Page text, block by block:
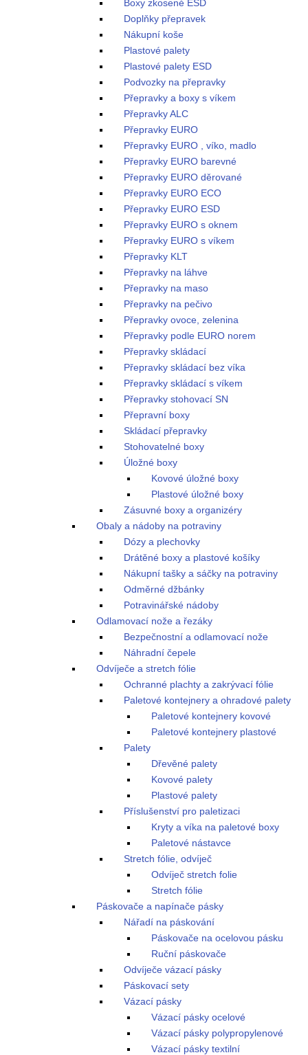
Boxy zkosené ESD
Doplňky přepravek
Nákupní koše
Plastové palety
Plastové palety ESD
Podvozky na přepravky
Přepravky a boxy s víkem
Přepravky ALC
Přepravky EURO
Přepravky EURO , víko, madlo
Přepravky EURO barevné
Přepravky EURO děrované
Přepravky EURO ECO
Přepravky EURO ESD
Přepravky EURO s oknem
Přepravky EURO s víkem
Přepravky KLT
Přepravky na láhve
Přepravky na maso
Přepravky na pečivo
Přepravky ovoce, zelenina
Přepravky podle EURO norem
Přepravky skládací
Přepravky skládací bez víka
Přepravky skládací s víkem
Přepravky stohovací SN
Přepravní boxy
Skládací přepravky
Stohovatelné boxy
Úložné boxy
Kovové úložné boxy
Plastové úložné boxy
Zásuvné boxy a organizéry
Obaly a nádoby na potraviny
Dózy a plechovky
Drátěné boxy a plastové košíky
Nákupní tašky a sáčky na potraviny
Odměrné džbánky
Potravinářské nádoby
Odlamovací nože a řezáky
Bezpečnostní a odlamovací nože
Náhradní čepele
Odvíječe a stretch fólie
Ochranné plachty a zakrývací fólie
Paletové kontejnery a ohradové palety
Paletové kontejnery kovové
Paletové kontejnery plastové
Palety
Dřevěné palety
Kovové palety
Plastové palety
Příslušenství pro paletizaci
Kryty a víka na paletové boxy
Paletové nástavce
Stretch fólie, odvíječ
Odvíječ stretch folie
Stretch fólie
Páskovače a napínače pásky
Nářadí na páskování
Páskovače na ocelovou pásku
Ruční páskovače
Odvíječe vázací pásky
Páskovací sety
Vázací pásky
Vázací pásky ocelové
Vázací pásky polypropylenové
Vázací pásky textilní